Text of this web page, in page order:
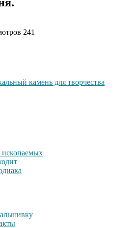
241
камень для творчества
ископаемых